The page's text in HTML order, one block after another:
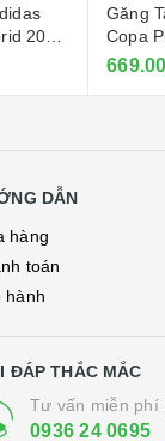
2025
Găng
Copa
Dương
DẪN
hàng
toán
hành
ĐÁP THẮC MẮC
Tư vấn miễn phí
0936 24 0695